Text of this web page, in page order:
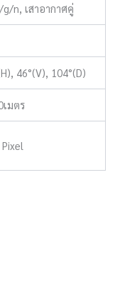
g/n, เสาอากาศคู่
46°(V), 104°(D)
มตร